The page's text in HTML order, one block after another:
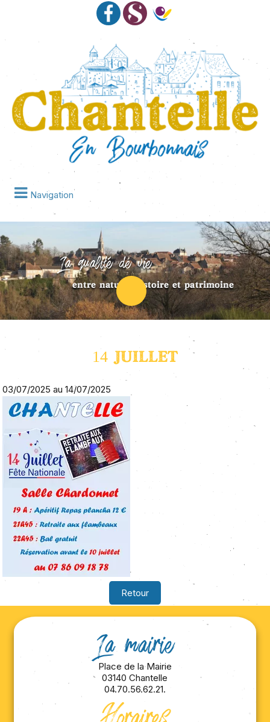
Navigation
La qualité de vie
entre nature, histoire et patrimoine
14 JUILLET
03/07/2025 au 14/07/2025
Retour
La mairie
Place de la Mairie
03140 Chantelle
04.70.56.62.21.